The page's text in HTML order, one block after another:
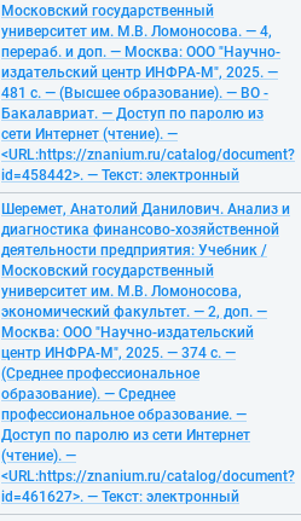
Московский государственный
университет им. М.В. Ломоносова. — 4,
перераб. и доп. — Москва: ООО "Научно-
издательский центр ИНФРА-М", 2025. —
481 с. — (Высшее образование). — ВО -
Бакалавриат. — Доступ по паролю из
сети Интернет (чтение). —
<URL:https://znanium.ru/catalog/document?
id=458442>. — Текст: электронный
Шеремет, Анатолий Данилович. Анализ и
диагностика финансово-хозяйственной
деятельности предприятия: Учебник /
Московский государственный
университет им. М.В. Ломоносова,
экономический факультет. — 2, доп. —
Москва: ООО "Научно-издательский
центр ИНФРА-М", 2025. — 374 с. —
(Среднее профессиональное
образование). — Среднее
профессиональное образование. —
Доступ по паролю из сети Интернет
(чтение). —
<URL:https://znanium.ru/catalog/document?
id=461627>. — Текст: электронный